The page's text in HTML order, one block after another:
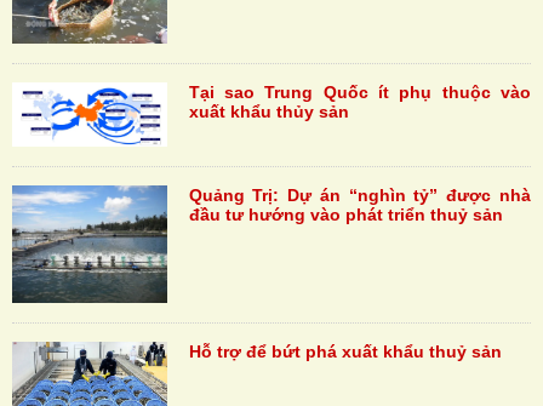
Tại sao Trung Quốc ít phụ thuộc vào
xuất khẩu thủy sản
Quảng Trị: Dự án “nghìn tỷ” được nhà
đầu tư hướng vào phát triển thuỷ sản
Hỗ trợ để bứt phá xuất khẩu thuỷ sản